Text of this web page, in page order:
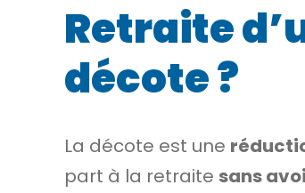
Retraite
décote ?
La décote est une
part à la retraite sans